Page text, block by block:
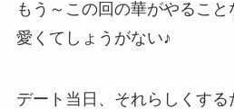
もう～この回の華がやるこ
愛くてしょうがない♪
デート当日、それらしくす